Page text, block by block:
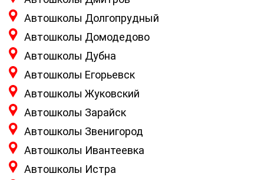
Автошколы Долгопрудный
Автошколы Домодедово
Автошколы Дубна
Автошколы Егорьевск
Автошколы Жуковский
Автошколы Зарайск
Автошколы Звенигород
Автошколы Ивантеевка
Автошколы Истра